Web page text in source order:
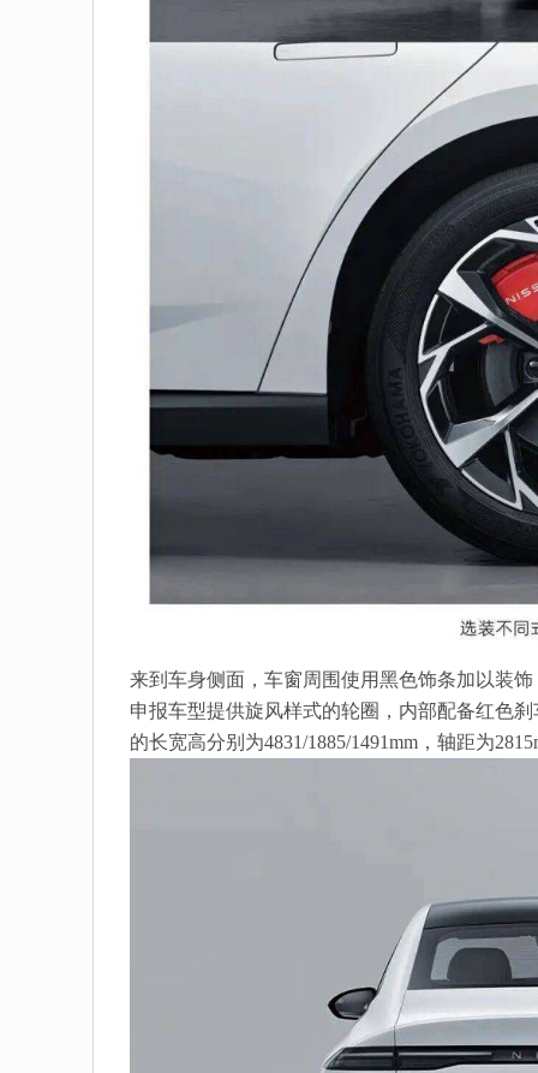
来到车身侧面，车窗周围使用黑色饰条加以装
申报车型提供旋风样式的轮圈，内部配备红色
的长宽高分别为4831/1885/1491mm，轴距为